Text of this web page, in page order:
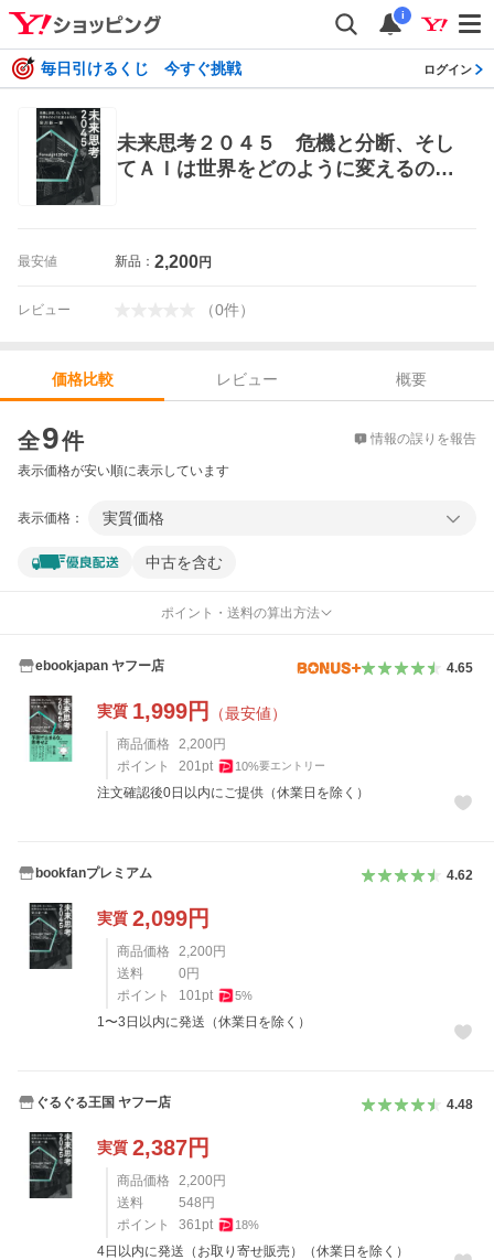
i
毎日引けるくじ 今すぐ挑戦 ログイン
未来思考２０４５ 危機と分断、そし
てＡＩは世界をどのように変えるの
最安値 新品： 2,200円
レビュー （0件）
価格比較 レビュー
概要
全9件 情報の誤りを報告
表示価格が安い順に表示しています
表示価格： 実質価格
中古を含む
ポイント・送料の算出方法
ebookjapan ヤフー店 4.65
実質 1,999円 （最安値）
商品価格 2,200 円
ポイント
201pt 10%要エントリー
注文確認後0日以内にご提供（休業日を除く）
bookfanプレミアム 4.62
実質 2,099円
商品価格 2,200 円
送料
0 円
ポイント
101pt 5%
1〜3日以内に発送（休業日を除く）
ぐるぐる王国 ヤフー店 4.48
実質 2,387円
商品価格 2,200 円
送料
548 円
ポイント
361pt 18%
4日以内に発送（お取り寄せ販売）（休業日を除く）